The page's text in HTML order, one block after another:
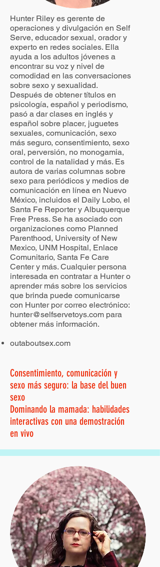
Hunter Riley es gerente de
operaciones y divulgación en Self
Serve, educador sexual, orador y
experto en redes sociales. Ella
ayuda a los adultos jóvenes a
encontrar su voz y nivel de
comodidad en las conversaciones
sobre sexo y sexualidad.
Después de obtener títulos en
psicología, español y periodismo,
pasó a dar clases en inglés y
español sobre placer, juguetes
sexuales, comunicación, sexo
más seguro, consentimiento, sexo
oral, perversión, no monogamia,
control de la natalidad y más. Es
autora de varias columnas sobre
sexo para periódicos y medios de
comunicación en línea en Nuevo
México, incluidos el Daily Lobo, el
Santa Fe Reporter y Albuquerque
Free Press. Se ha asociado con
organizaciones como Planned
Parenthood, University of New
Mexico, UNM Hospital, Enlace
Comunitario, Santa Fe Care
Center y más. Cualquier persona
interesada en contratar a Hunter o
aprender más sobre los servicios
que brinda puede comunicarse
con Hunter por correo electrónico:
hunter@selfservetoys.com para
obtener más información.
outaboutsex.com
Consentimiento, comunicación y
sexo más seguro: la base del buen
sexo
Dominando la mamada: habilidades
interactivas con una demostración
en vivo